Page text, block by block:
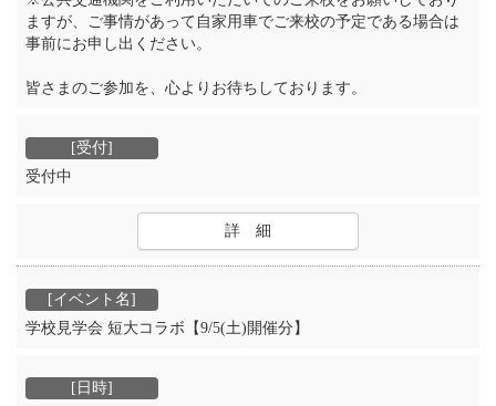
ますが、ご事情があって自家用車でご来校の予定である場合は
事前にお申し出ください。
皆さまのご参加を、心よりお待ちしております。
受付中
詳 細
学校見学会 短大コラボ【9/5(土)開催分】